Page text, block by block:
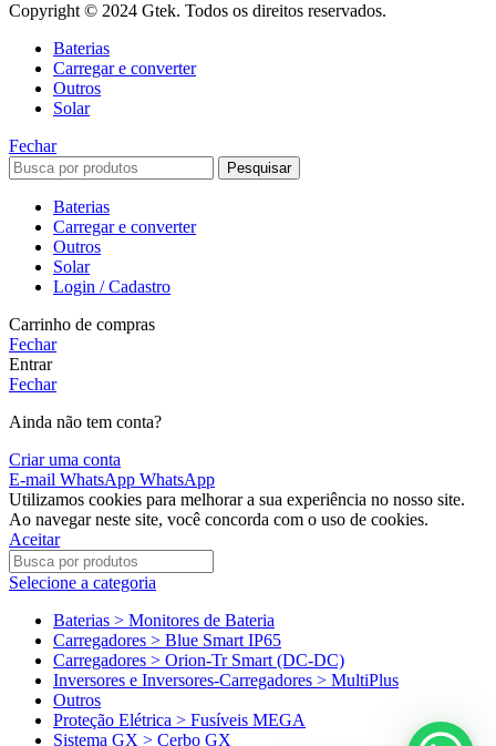
Copyright © 2024 Gtek. Todos os direitos reservados.
Baterias
Carregar e converter
Outros
Solar
Fechar
Pesquisar
Baterias
Carregar e converter
Outros
Solar
Login / Cadastro
Carrinho de compras
Fechar
Entrar
Fechar
Ainda não tem conta?
Criar uma conta
E-mail WhatsApp WhatsApp
Utilizamos cookies para melhorar a sua experiência no nosso site.
Ao navegar neste site, você concorda com o uso de cookies.
Aceitar
Selecione a categoria
Baterias > Monitores de Bateria
Carregadores > Blue Smart IP65
Carregadores > Orion-Tr Smart (DC-DC)
Inversores e Inversores-Carregadores > MultiPlus
Outros
Proteção Elétrica > Fusíveis MEGA
Sistema GX > Cerbo GX